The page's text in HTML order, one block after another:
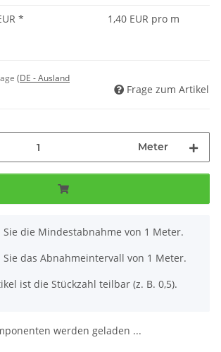
* 1,40 EUR pro m
(DE - Ausland
Frage zum Artikel
Meter
die Mindestabnahme von 1 Meter.
das Abnahmeintervall von 1 Meter.
ist die Stückzahl teilbar (z. B. 0,5).
werden geladen ...